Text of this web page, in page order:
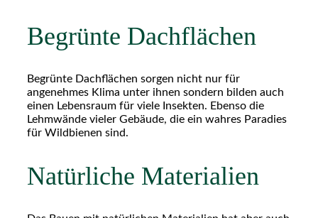
Begrünte Dachflächen
Begrünte Dachflächen sorgen nicht nur für
angenehmes Klima unter ihnen sondern bilden auch
einen Lebensraum für viele Insekten. Ebenso die
Lehmwände vieler Gebäude, die ein wahres Paradies
für Wildbienen sind.
Natürliche Materialien